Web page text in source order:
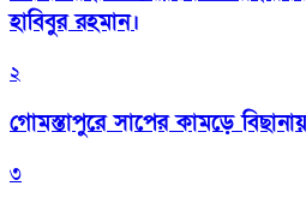
হাবিবুর রহমান।
২
গোমস্তাপুরে সাপের কামড়ে
৩